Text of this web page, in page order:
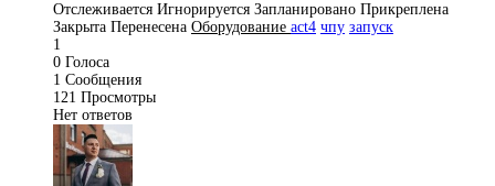
Отслеживается Игнорируется Запланировано Прикреплена
Закрыта Перенесена Оборудование act4 чпу запуск
1
0 Голоса
1 Сообщения
121 Просмотры
Нет ответов